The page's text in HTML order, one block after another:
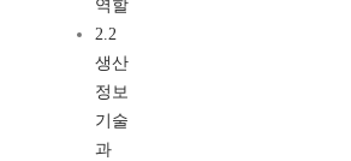
역할
2.2
생산
정보
기술
과